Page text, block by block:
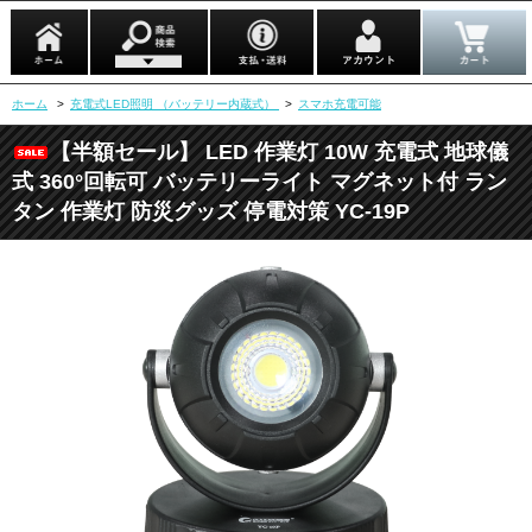
ホーム > 充電式LED照明 （バッテリー内蔵式） > スマホ充電可能
【半額セール】 LED 作業灯 10W 充電式 地球儀
式 360°回転可 バッテリーライト マグネット付 ラン
タン 作業灯 防災グッズ 停電対策 YC-19P